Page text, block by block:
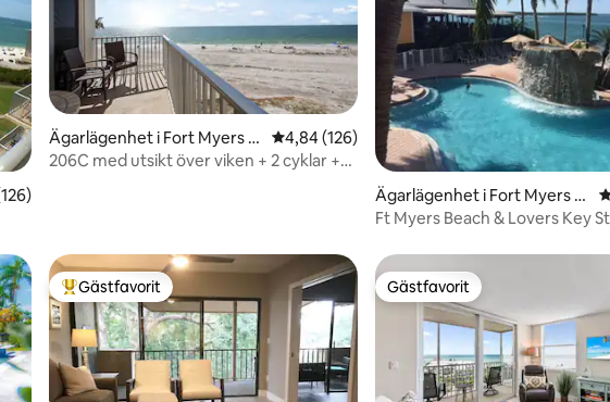
5 i genomsnittligt betyg, 126 omdömen
Ägarlägenhet i Fort Myers B
each
4,84 av 5 i genomsnittligt betyg, 126
4,84 (126)
206C med utsikt över viken + 2 cyklar +
Ägarlägenhet i Fort Myers B
each
Ft Myers Beach & Lovers Key
Populär gästfavorit
Gästfavorit Gästfavorit
Gästfavorit